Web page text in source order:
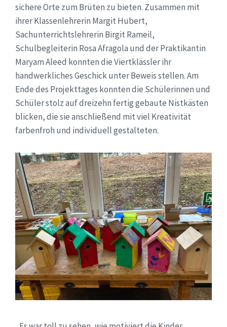
sichere Orte zum Brüten zu bieten. Zusammen mit
ihrer Klassenlehrerin Margit Hubert,
Sachunterrichtslehrerin Birgit Rameil,
Schulbegleiterin Rosa Afragola und der Praktikantin
Maryam Aleed konnten die Viertklässler ihr
handwerkliches Geschick unter Beweis stellen. Am
Ende des Projekttages konnten die Schülerinnen und
Schüler stolz auf dreizehn fertig gebaute Nistkästen
blicken, die sie anschließend mit viel Kreativität
farbenfroh und individuell gestalteten.